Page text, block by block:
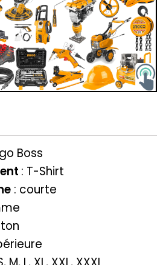
Boss
: T-Shirt
: courte